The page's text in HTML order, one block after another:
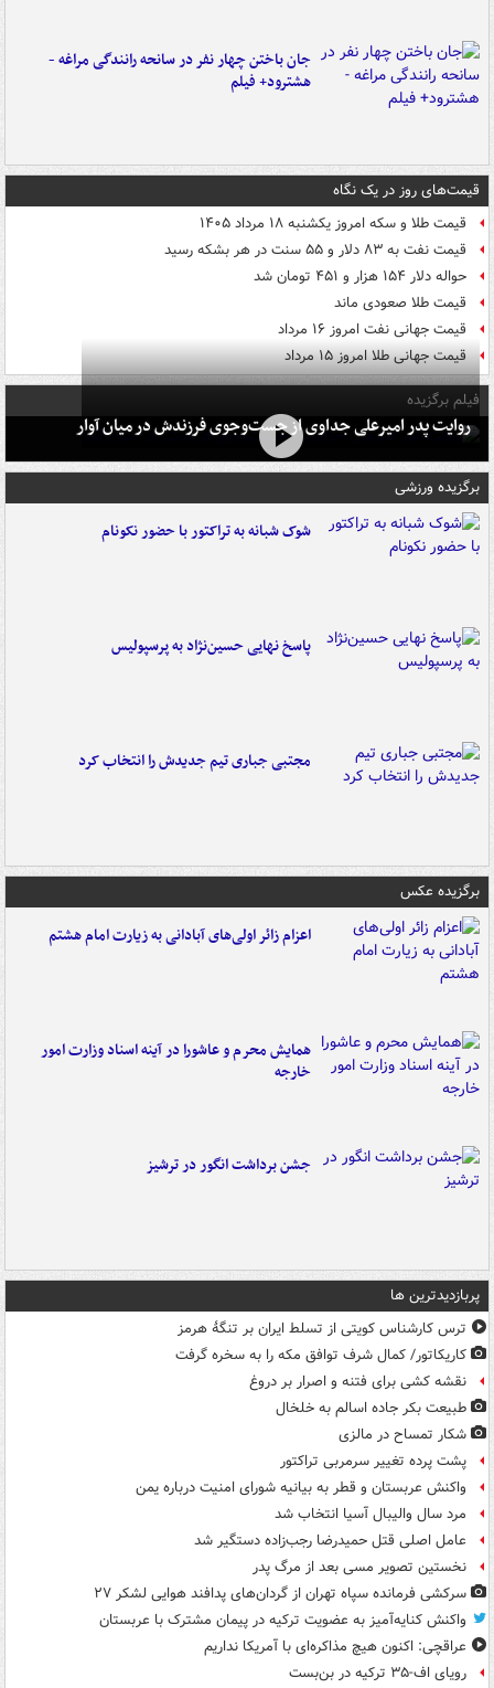
جان باختن چهار نفر در سانحه رانندگی مراغه -
هشترود+ فیلم
قیمت‌های روز در یک نگاه
قیمت طلا و سکه امروز یکشنبه ۱۸ مرداد ۱۴۰۵
قیمت نفت به ۸۳ دلار و ۵۵ سنت در هر بشکه رسید
حواله دلار ۱۵۴ هزار و ۴۵۱ تومان شد
قیمت طلا صعودی ماند
قیمت جهانی نفت امروز ۱۶ مرداد
قیمت جهانی طلا امروز ۱۵ مرداد
فیلم برگزیده
روایت پدر امیرعلی جداوی از جست‌وجوی فرزندش در میان آوار
برگزیده ورزشی
شوک شبانه به تراکتور با حضور نکونام
پاسخ نهایی حسین‌نژاد به پرسپولیس
مجتبی جباری تیم جدیدش را انتخاب کرد
برگزیده عکس
اعزام زائر اولی‌های آبادانی به زیارت امام هشتم
همایش محرم و عاشورا در آینه اسناد وزارت امور
خارجه
جشن برداشت انگور در ترشیز
پربازدیدترین ها
ترس کارشناس کویتی از تسلط ایران بر تنگۀ هرمز
کاریکاتور/ کمال شرف توافق مکه را به سخره گرفت
نقشه کشی برای فتنه و اصرار بر دروغ
طبیعت بکر جاده اسالم به خلخال
شکار تمساح در مالزی
پشت پرده تغییر سرمربی تراکتور
واکنش عربستان و قطر به بیانیه شورای امنیت درباره یمن
مرد سال والیبال آسیا انتخاب شد
عامل اصلی قتل حمیدرضا رجب‌زاده دستگیر شد
نخستین تصویر مسی بعد از مرگ پدر
سرکشی فرمانده سپاه تهران از گردان‌های پدافند هوایی لشکر ۲۷
واکنش کنایه‌آمیز به عضویت ترکیه در پیمان مشترک با عربستان
عراقچی: اکنون هیچ مذاکره‌ای با آمریکا نداریم
رویای اف-۳۵ ترکیه در بن‌بست